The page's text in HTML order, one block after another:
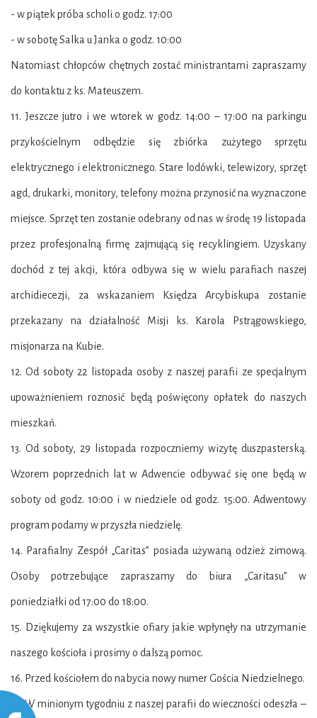
- w piątek próba scholi o godz. 17:00
- w sobotę Salka u Janka o godz. 10:00
Natomiast chłopców chętnych zostać ministrantami zapraszamy
do kontaktu z ks. Mateuszem.
11. Jeszcze jutro i we wtorek w godz. 14:00 – 17:00 na parkingu
przykościelnym odbędzie się zbiórka zużytego sprzętu
elektrycznego i elektronicznego. Stare lodówki, telewizory, sprzęt
agd, drukarki, monitory, telefony można przynosić na wyznaczone
miejsce. Sprzęt ten zostanie odebrany od nas w środę 19 listopada
przez profesjonalną firmę zajmującą się recyklingiem. Uzyskany
dochód z tej akcji, która odbywa się w wielu parafiach naszej
archidiecezji, za wskazaniem Księdza Arcybiskupa zostanie
przekazany na działalność Misji ks. Karola Pstrągowskiego,
misjonarza na Kubie.
12. Od soboty 22 listopada osoby z naszej parafii ze specjalnym
upoważnieniem roznosić będą poświęcony opłatek do naszych
mieszkań.
13. Od soboty, 29 listopada rozpoczniemy wizytę duszpasterską.
Wzorem poprzednich lat w Adwencie odbywać się one będą w
soboty od godz. 10:00 i w niedziele od godz. 15:00. Adwentowy
program podamy w przyszła niedzielę.
14. Parafialny Zespół „Caritas” posiada używaną odzież zimową.
Osoby potrzebujące zapraszamy do biura „Caritasu” w
poniedziałki od 17:00 do 18:00.
15. Dziękujemy za wszystkie ofiary jakie wpłynęły na utrzymanie
naszego kościoła i prosimy o dalszą pomoc.
16. Przed kościołem do nabycia nowy numer Gościa Niedzielnego.
17. W minionym tygodniu z naszej parafii do wieczności odeszła –